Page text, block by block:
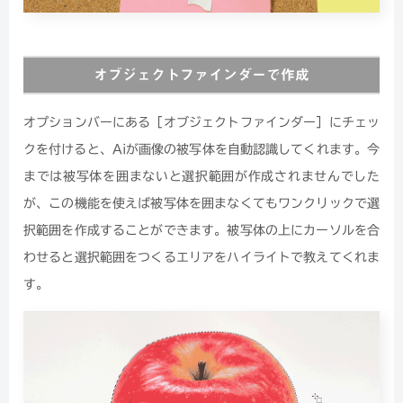
オブジェクトファインダーで作成
オプションバーにある［オブジェクトファインダー］にチェッ
クを付けると、Aiが画像の被写体を自動認識してくれます。今
までは被写体を囲まないと選択範囲が作成されませんでした
が、この機能を使えば被写体を囲まなくてもワンクリックで選
択範囲を作成することができます。被写体の上にカーソルを合
わせると選択範囲をつくるエリアをハイライトで教えてくれま
す。